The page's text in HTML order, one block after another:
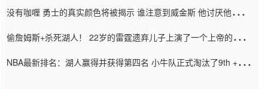
没有咖喱 勇士的真实颜色将被揭示 谁注意到威金斯 他讨厌他的老
偷詹姆斯+杀死湖人！ 22岁的雷霆遗弃儿子上演了一个上帝的剧
NBA最新排名：湖人赢得并获得第四名 小牛队正式淘汰了9th + 76